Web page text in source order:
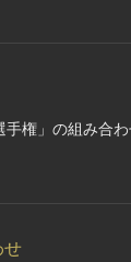
権」の組み合わ
せ